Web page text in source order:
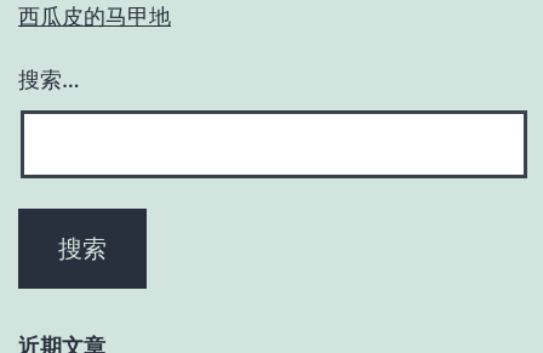
西瓜皮的马甲地
搜索…
近期文章